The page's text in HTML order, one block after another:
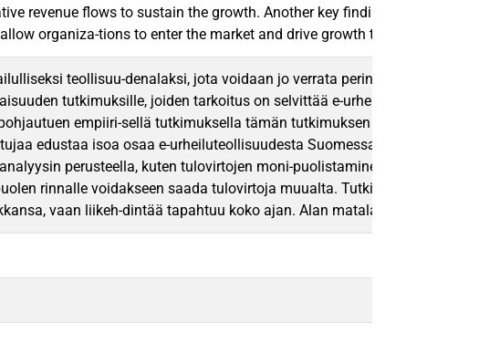
revenue flows to sustain the growth. Another key finding of the
organiza-tions to enter the market and drive growth through correct
teollisuu-denalaksi, jota voidaan jo verrata perinteisiin
tutkimuksille, joiden tarkoitus on selvittää e-
empiiri-sellä tutkimuksella tämän tutkimuksen tarkoitus on
edustaa isoa osaa e-urheiluteollisuudesta Suomessa.
perusteella, kuten tulovirtojen moni-puolistaminen. Tällä
rinnalle voidakseen saada tulovirtoja muualta. Tutkimuksen
vaan liikeh-dintää tapahtuu koko ajan. Alan matalat